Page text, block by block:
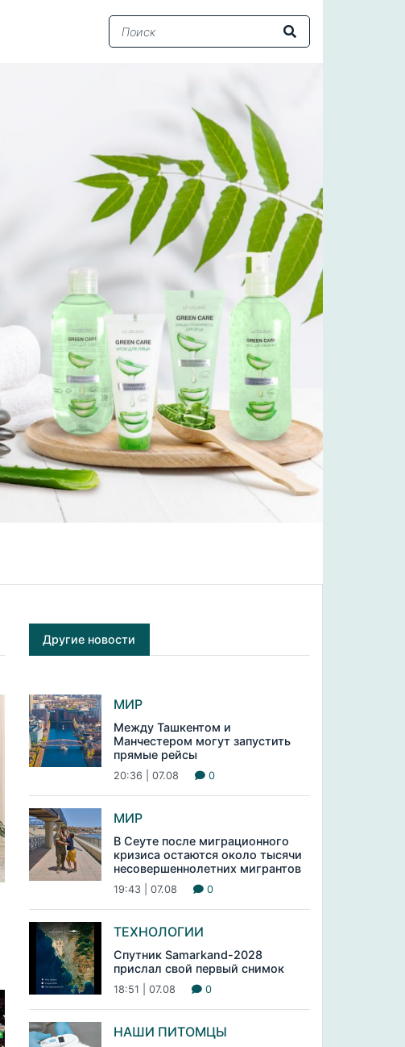
Другие новости
МИР
Между Ташкентом и
Манчестером могут запустить
прямые рейсы
20:36 | 07.08 0
МИР
В Сеуте после миграционного
кризиса остаются около тысячи
несовершеннолетних мигрантов
19:43 | 07.08 0
ТЕХНОЛОГИИ
Спутник Samarkand-2028
прислал свой первый снимок
18:51 | 07.08 0
НАШИ ПИТОМЦЫ